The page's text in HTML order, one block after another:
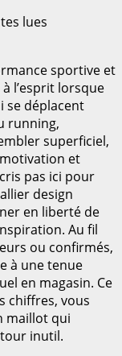
lues
sportive et
l’esprit lorsque
se déplacent
running,
superficiel,
et
pas ici pour
design
en liberté de
Au fil
ou confirmés,
à une tenue
en magasin. Ce
chiffres, vous
maillot qui
inutil.